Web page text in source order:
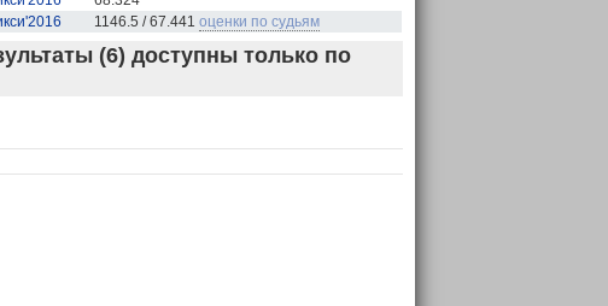
1146.5 / 67.441 оценки по судьям
(6) доступны только по